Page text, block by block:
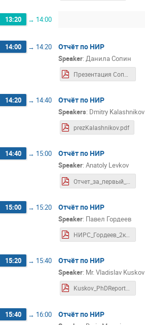
13:20 → 14:00
14:00 → 14:20 Отчёт по НИР
Speaker: Данила Сопин
14:20 → 14:40 Отчёт по НИР
Speakers: Dmitry Kalashnikov
prezKalashnikov.pdf
14:40 → 15:00 Отчёт по НИР
Speaker: Anatoly Levkov
15:00 → 15:20 Отчёт по НИР
Speaker: Павел Гордеев
НИРС_Гордеев_2курс.pdf
15:20 → 15:40 Отчёт по НИР
Speaker: Mr.Vladislav Kuskov
Kuskov_PhDReport_Slides_June2024.pdf
15:40 → 16:00 Отчёт по НИР